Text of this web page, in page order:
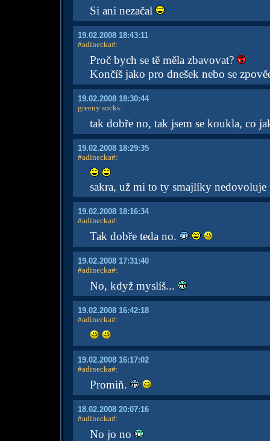
Si ani nezačal
19.02.2008 18:43:11
#adinecka#:
Proč bych se tě měla zbavovat?
Končíš jako pro dnešek nebo se
19.02.2008 18:30:44
greeny socks:
tak dobře no, tak jsem se koukla, co
19.02.2008 18:29:35
#adinecka#:
sakra, už mi to ty smajlíky
19.02.2008 18:16:34
#adinecka#:
Tak dobře teda no.
19.02.2008 17:31:40
#adinecka#:
No, když myslíš...
19.02.2008 16:42:18
#adinecka#:
19.02.2008 16:17:02
#adinecka#:
Promiň.
18.02.2008 20:07:16
#adinecka#:
No jo no